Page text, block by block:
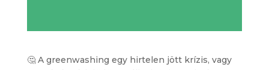
🤔 A greenwashing egy hirtelen jött krízis, vagy